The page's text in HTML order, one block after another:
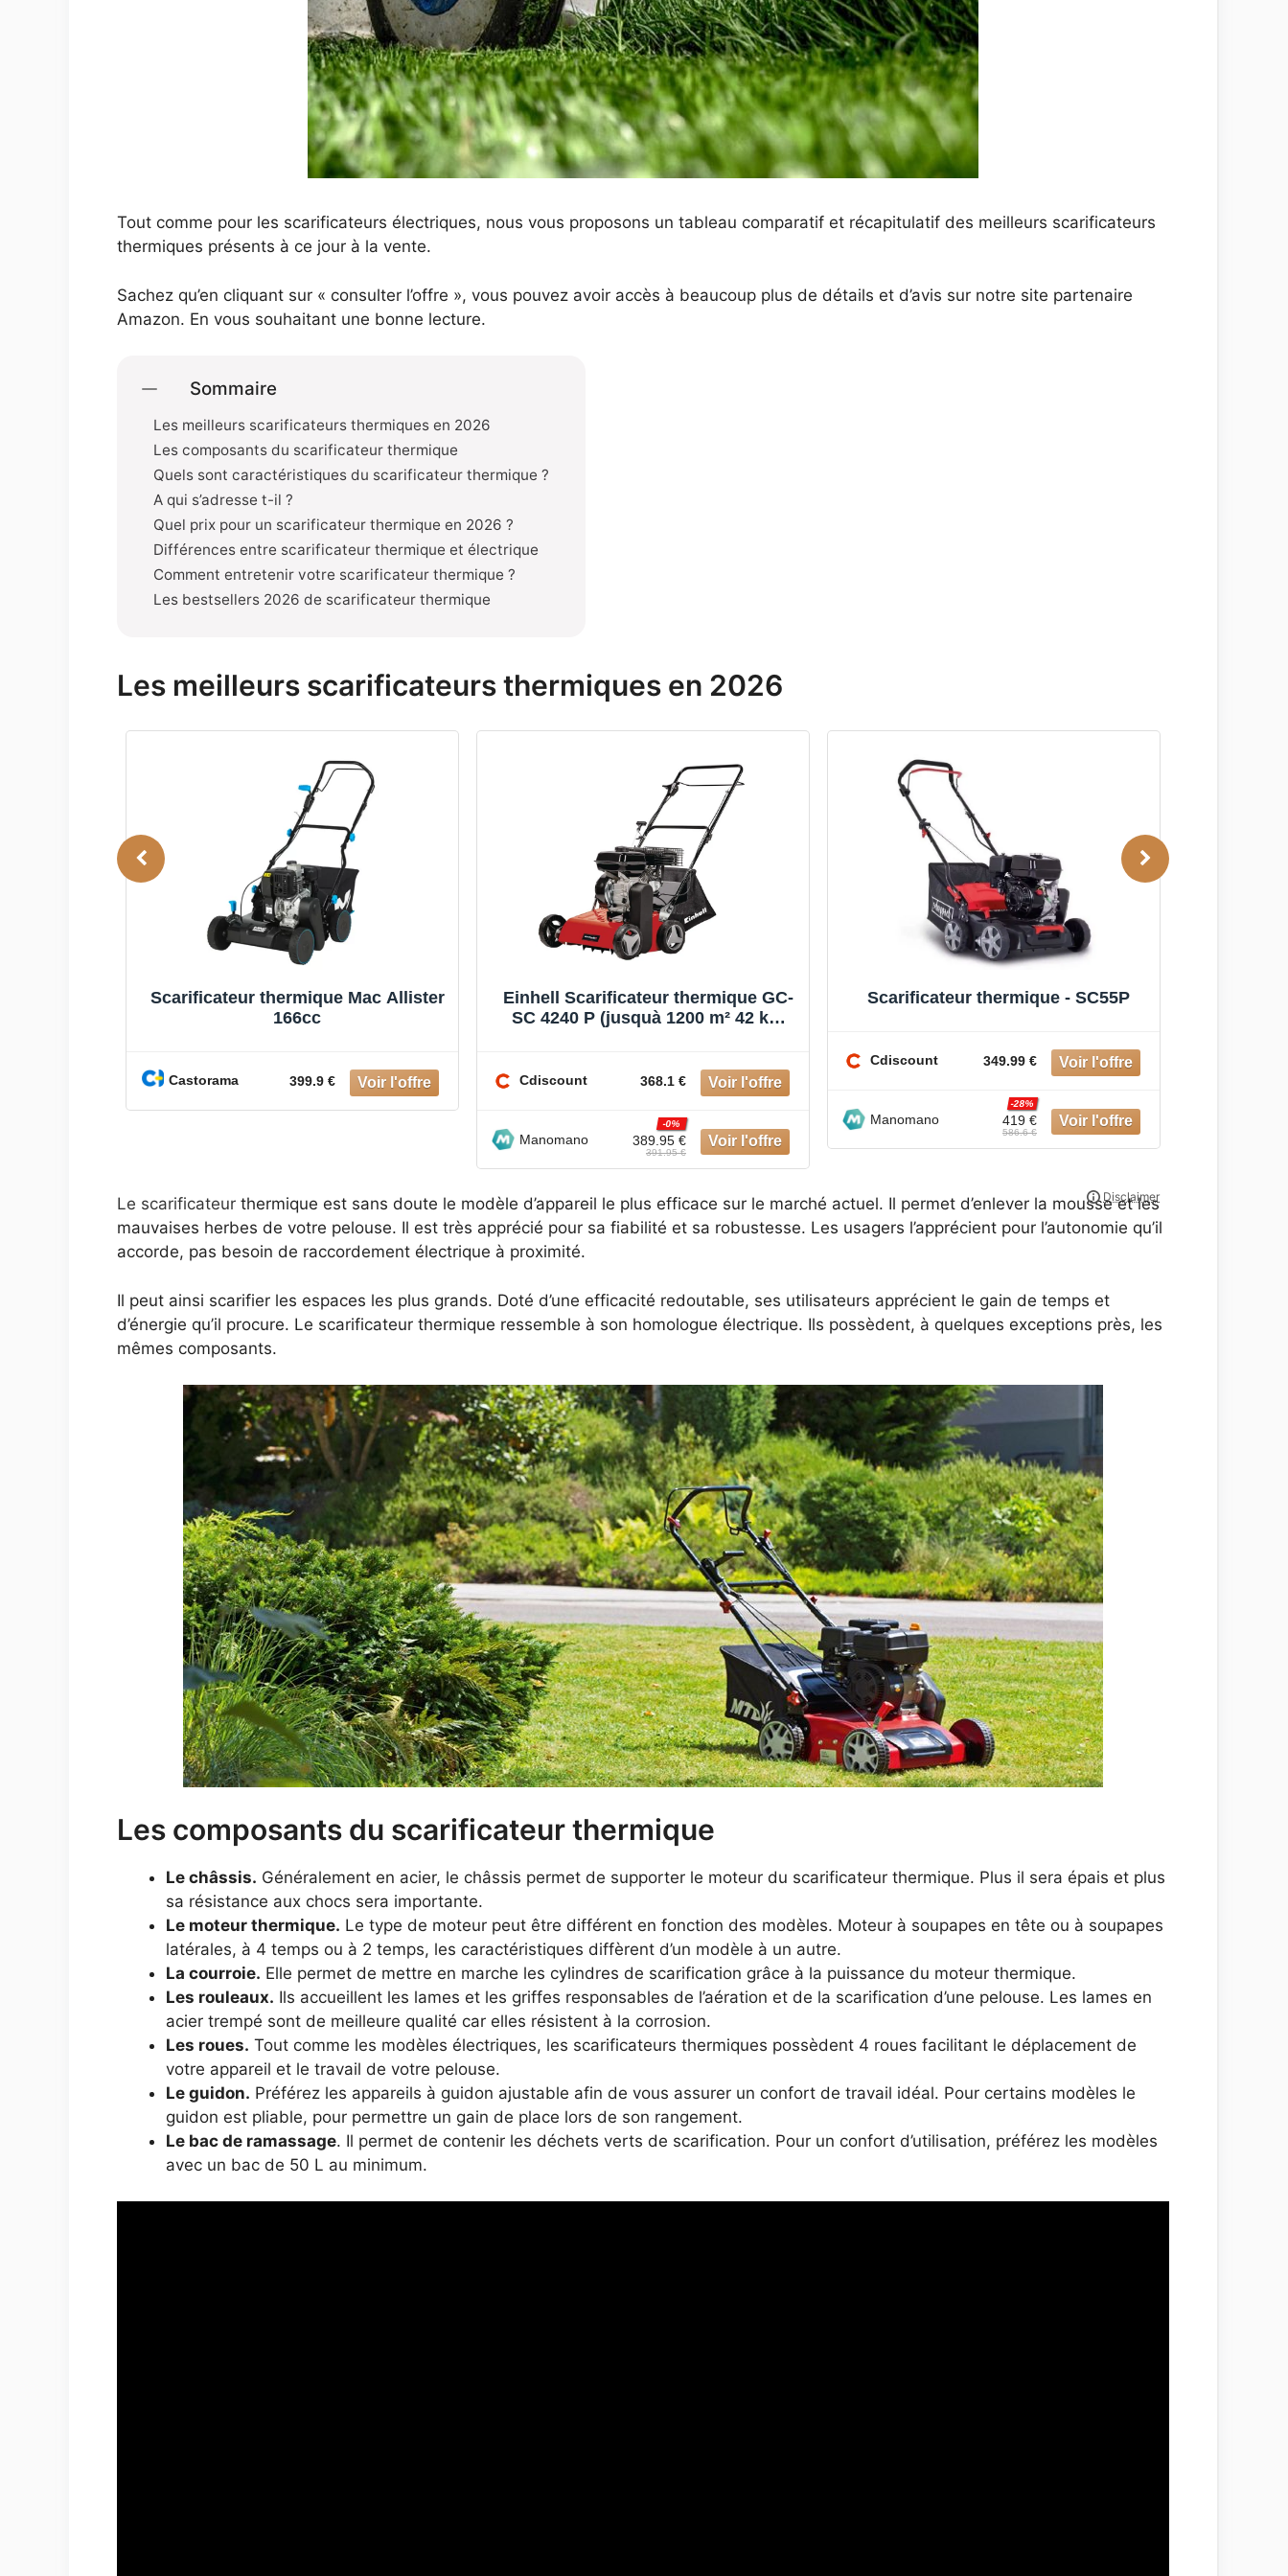
Tout comme pour les scarificateurs électriques, nous vous proposons un tableau comparatif et récapitulatif des meilleurs scarificateurs
thermiques présents à ce jour à la vente.
Sachez qu’en cliquant sur « consulter l’offre », vous pouvez avoir accès à beaucoup plus de détails et d’avis sur notre site partenaire
Amazon. En vous souhaitant une bonne lecture.
Sommaire
Les meilleurs scarificateurs thermiques en 2026
Les composants du scarificateur thermique
Quels sont caractéristiques du scarificateur thermique ?
A qui s’adresse t-il ?
Quel prix pour un scarificateur thermique en 2026 ?
Différences entre scarificateur thermique et électrique
Comment entretenir votre scarificateur thermique ?
Les bestsellers 2026 de scarificateur thermique
Les meilleurs scarificateurs thermiques en 2026
Scarificateur thermique Mac Allister
166cc
Castorama 399.9 €
Einhell Scarificateur thermique GC-
SC 4240 P (jusquà 1200 m² 42 kW
Cdiscount 368.1 €
Manomano 389.95 €
-0%
391.95 €
Scarificateur thermique - SC55P
Cdiscount 349.99 €
Manomano 419 €
-28%
586.6 €
Le scarificateur thermique est sans doute le modèle d’appareil le plus efficace sur le marché actuel. Il permet d’enlever la mousse et les
mauvaises herbes de votre pelouse. Il est très apprécié pour sa fiabilité et sa robustesse. Les usagers l’apprécient pour l’autonomie qu’il
accorde, pas besoin de raccordement électrique à proximité.
Il peut ainsi scarifier les espaces les plus grands. Doté d’une efficacité redoutable, ses utilisateurs apprécient le gain de temps et
d’énergie qu’il procure. Le scarificateur thermique ressemble à son homologue électrique. Ils possèdent, à quelques exceptions près, les
mêmes composants.
Les composants du scarificateur thermique
Le châssis. Généralement en acier, le châssis permet de supporter le moteur du scarificateur thermique. Plus il sera épais et plus
sa résistance aux chocs sera importante.
Le moteur thermique. Le type de moteur peut être différent en fonction des modèles. Moteur à soupapes en tête ou à soupapes
latérales, à 4 temps ou à 2 temps, les caractéristiques diffèrent d’un modèle à un autre.
La courroie. Elle permet de mettre en marche les cylindres de scarification grâce à la puissance du moteur thermique.
Les rouleaux. Ils accueillent les lames et les griffes responsables de l’aération et de la scarification d’une pelouse. Les lames en
acier trempé sont de meilleure qualité car elles résistent à la corrosion.
Les roues. Tout comme les modèles électriques, les scarificateurs thermiques possèdent 4 roues facilitant le déplacement de
votre appareil et le travail de votre pelouse.
Le guidon. Préférez les appareils à guidon ajustable afin de vous assurer un confort de travail idéal. Pour certains modèles le
guidon est pliable, pour permettre un gain de place lors de son rangement.
Le bac de ramassage. Il permet de contenir les déchets verts de scarification. Pour un confort d’utilisation, préférez les modèles
avec un bac de 50 L au minimum.